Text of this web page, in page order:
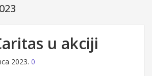
u akciji
2023. 0